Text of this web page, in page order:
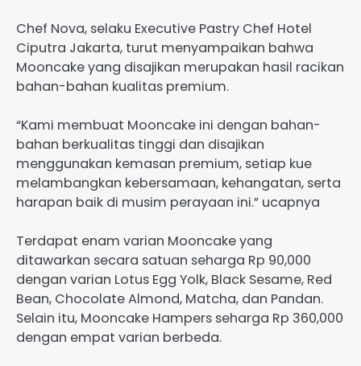
Chef Nova, selaku Executive Pastry Chef Hotel
Ciputra Jakarta, turut menyampaikan bahwa
Mooncake yang disajikan merupakan hasil racikan
bahan-bahan kualitas premium.
“Kami membuat Mooncake ini dengan bahan-
bahan berkualitas tinggi dan disajikan
menggunakan kemasan premium, setiap kue
melambangkan kebersamaan, kehangatan, serta
harapan baik di musim perayaan ini.” ucapnya
Terdapat enam varian Mooncake yang
ditawarkan secara satuan seharga Rp 90,000
dengan varian Lotus Egg Yolk, Black Sesame, Red
Bean, Chocolate Almond, Matcha, dan Pandan.
Selain itu, Mooncake Hampers seharga Rp 360,000
dengan empat varian berbeda.